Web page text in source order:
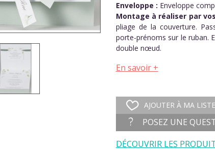
Enveloppe : Enveloppe
Montage à réaliser par
pliage de la couverture.
porte-prénoms sur le ruban.
double nœud.
En savoir +
AJOUTER À MA
POSEZ UNE
DÉCOUVRIR LES